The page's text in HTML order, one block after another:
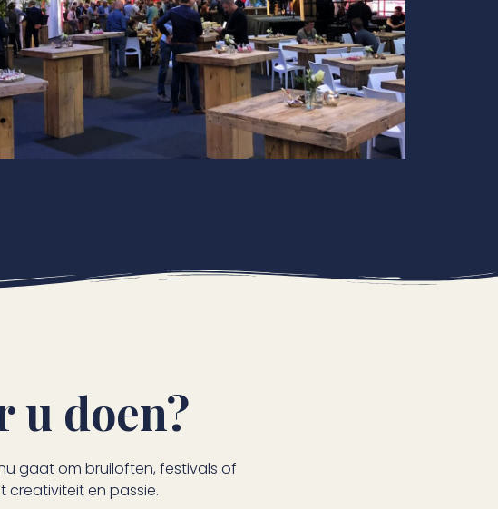
u doen?
gaat om bruiloften, festivals of
creativiteit en passie.